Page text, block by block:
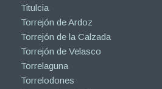
Titulcia
Torrejón de Ardoz
Torrejón de la Calzada
Torrejón de Velasco
Torrelaguna
Torrelodones